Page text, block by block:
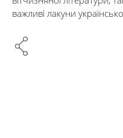
важливі лакуни